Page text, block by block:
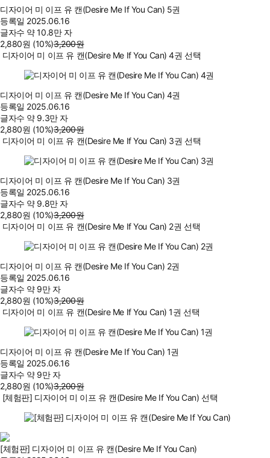
디자이어 미 이프 유 캔(Desire Me If You Can) 5권
등록일 2025.06.16
글자수 약 10.8만 자
2,880원 (10%)3,200원
디자이어 미 이프 유 캔(Desire Me If You Can) 4권 선택
디자이어 미 이프 유 캔(Desire Me If You Can) 4권
등록일 2025.06.16
글자수 약 9.3만 자
2,880원 (10%)3,200원
디자이어 미 이프 유 캔(Desire Me If You Can) 3권 선택
디자이어 미 이프 유 캔(Desire Me If You Can) 3권
등록일 2025.06.16
글자수 약 9.8만 자
2,880원 (10%)3,200원
디자이어 미 이프 유 캔(Desire Me If You Can) 2권 선택
디자이어 미 이프 유 캔(Desire Me If You Can) 2권
등록일 2025.06.16
글자수 약 9만 자
2,880원 (10%)3,200원
디자이어 미 이프 유 캔(Desire Me If You Can) 1권 선택
디자이어 미 이프 유 캔(Desire Me If You Can) 1권
등록일 2025.06.16
글자수 약 9만 자
2,880원 (10%)3,200원
[체험판] 디자이어 미 이프 유 캔(Desire Me If You Can) 선택
[체험판] 디자이어 미 이프 유 캔(Desire Me If You Can)